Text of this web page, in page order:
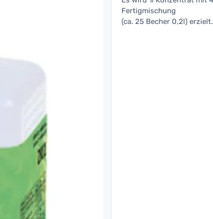
Fertigmischung
(ca. 25 Becher 0,2l) erzielt.